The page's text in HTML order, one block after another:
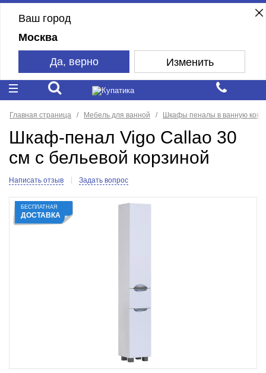
Ваш город
Москва
Да, верно Изменить
Главная страница Мебель для ванной Шкафы пеналы в ванную
Шкаф-пенал Vigo Callao 30
см с бельевой корзиной
Написать отзыв Задать вопрос
БЕСПЛАТНАЯ
ДОСТАВКА